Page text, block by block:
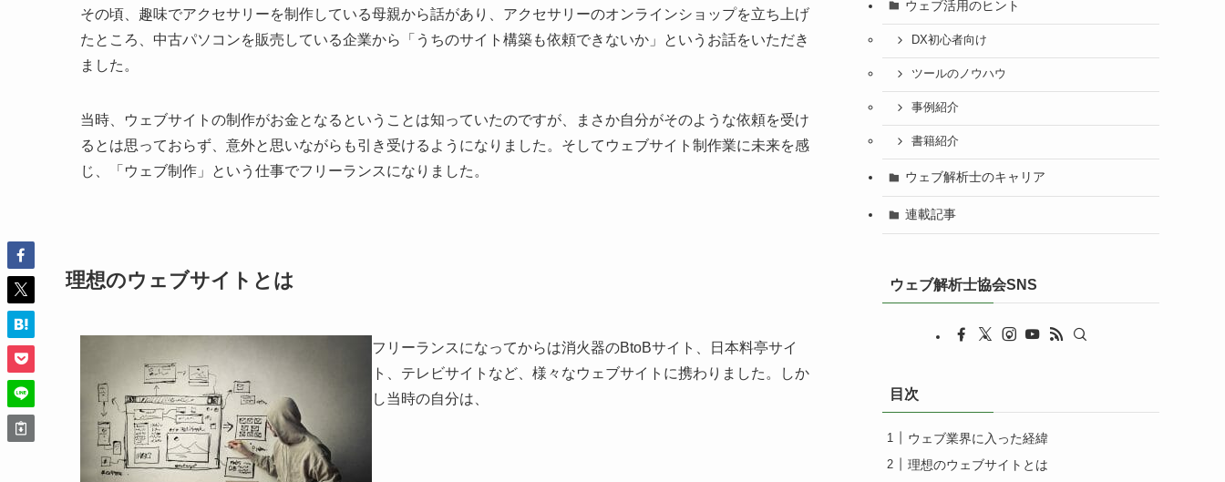
その頃、趣味でアクセサリーを制作している母親から話があり、アクセサリーのオンラインショップを立ち上げ
たところ、中古パソコンを販売している企業から「うちのサイト構築も依頼できないか」というお話をいただき
ました。
当時、ウェブサイトの制作がお金となるということは知っていたのですが、まさか自分がそのような依頼を受け
るとは思っておらず、意外と思いながらも引き受けるようになりました。そしてウェブサイト制作業に未来を感
じ、「ウェブ制作」という仕事でフリーランスになりました。
理想のウェブサイトとは
フリーランスになってからは消火器のBtoBサイト、日本料亭サイ
ト、テレビサイトなど、様々なウェブサイトに携わりました。しか
し当時の自分は、
ウェブ活用のヒント
DX初心者向け
ツールのノウハウ
事例紹介
書籍紹介
ウェブ解析士のキャリア
連載記事
ウェブ解析士協会SNS
目次
ウェブ業界に入った経緯
理想のウェブサイトとは